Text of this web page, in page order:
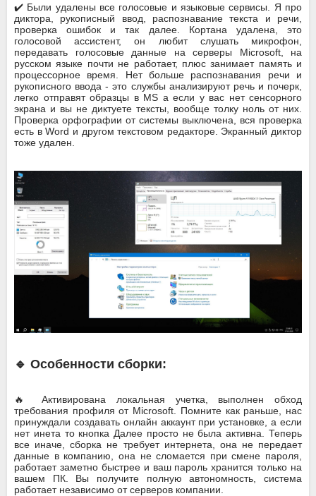
✔️ Были удалены все голосовые и языковые сервисы. Я про
диктора, рукописный ввод, распознавание текста и речи,
проверка ошибок и так далее. Кортана удалена, это
голосовой ассистент, он любит слушать микрофон,
передавать голосовые данные на серверы Microsoft, на
русском языке почти не работает, плюс занимает память и
процессорное время. Нет больше распознавания речи и
рукописного ввода - это службы анализируют речь и почерк,
легко отправят образцы в MS а если у вас нет сенсорного
экрана и вы не диктуете тексты, вообще толку ноль от них.
Проверка орфографии от системы выключена, вся проверка
есть в Word и другом текстовом редакторе. Экранный диктор
тоже удален.
🔹 Особенности сборки:
🔥 Активирована локальная учетка, выполнен обход
требования профиля от Microsoft. Помните как раньше, нас
принуждали создавать онлайн аккаунт при установке, а если
нет инета то кнопка Далее просто не была активна. Теперь
все иначе, сборка не требует интернета, она не передает
данные в компанию, она не сломается при смене пароля,
работает заметно быстрее и ваш пароль хранится только на
вашем ПК. Вы получите полную автономность, система
работает независимо от серверов компании.